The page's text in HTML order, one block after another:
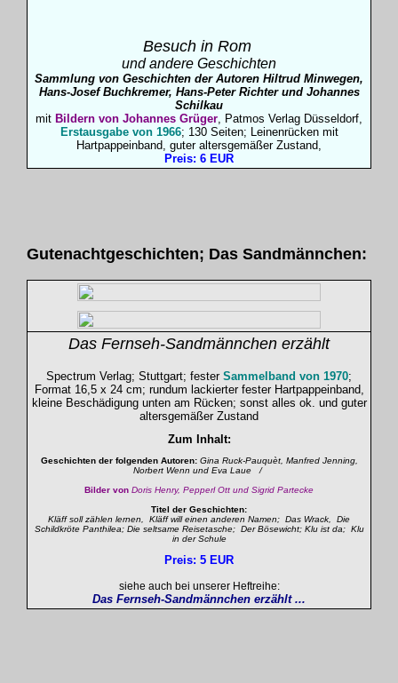
Besuch in Rom
und andere Geschichten
Sammlung von Geschichten der Autoren Hiltrud Minwegen,
Hans-Josef Buchkremer, Hans-Peter Richter und Johannes
Schilkau
mit Bildern von Johannes Grüger, Patmos Verlag Düsseldorf,
Erstausgabe von 1966; 130 Seiten; Leinenrücken mit
Hartpappeinband, guter altersgemäßer Zustand,
Preis: 6 EUR
Gutenachtgeschichten; Das Sandmännchen:
Das Fernseh-Sandmännchen erzählt
Spectrum Verlag; Stuttgart; fester Sammelband von 1970;
Format 16,5 x 24 cm; rundum lackierter fester Hartpappeinband,
kleine Beschädigung unten am Rücken; sonst alles ok. und guter
altersgemäßer Zustand
Zum Inhalt:
Geschichten der folgenden Autoren: Gina Ruck-Pauquèt, Manfred Jenning,
Norbert Wenn und Eva Laue /
Bilder von Doris Henry, Pepperl Ott und Sigrid Partecke
Titel der Geschichten:
Kläff soll zählen lernen, Kläff will einen anderen Namen; Das Wrack, Die
Schildkröte Panthilea; Die seltsame Reisetasche; Der Bösewicht; Klu ist da; Klu
in der Schule
Preis: 5 EUR
siehe auch bei unserer Heftreihe:
Das Fernseh-Sandmännchen erzählt ...